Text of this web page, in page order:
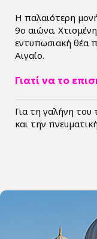
Η παλαιότερη
9ο αιώνα.
εντυπωσιακή θέα
Αιγαίο.
Γιατί να το
Για τη γαλήνη του
και την